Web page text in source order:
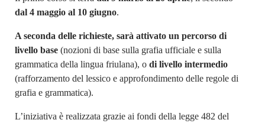
dal 4 maggio al 10 giugno.
A seconda delle richieste, sarà attivato un percorso di
livello base(nozioni di base sulla grafia ufficiale e sulla
grammatica della lingua friulana), odi livello intermedio
(rafforzamento del lessico e approfondimento delle regole di
grafia e grammatica).
L’iniziativa è realizzata grazie ai fondi della legge 482 del